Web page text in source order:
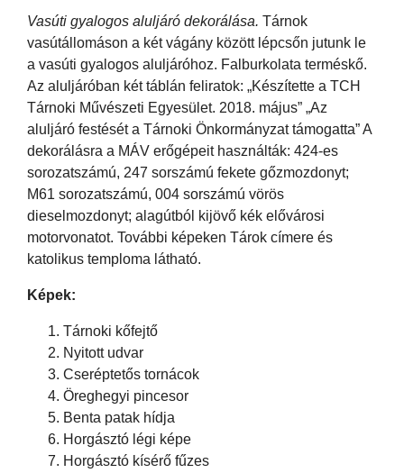
Vasúti gyalogos aluljáró dekorálása. Tárnok
vasútállomáson a két vágány között lépcsőn jutunk le
a vasúti gyalogos aluljáróhoz. Falburkolata terméskő.
Az aluljáróban két táblán feliratok: „Készítette a TCH
Tárnoki Művészeti Egyesület. 2018. május” „Az
aluljáró festését a Tárnoki Önkormányzat támogatta” A
dekorálásra a MÁV erőgépeit használták: 424-es
sorozatszámú, 247 sorszámú fekete gőzmozdonyt;
M61 sorozatszámú, 004 sorszámú vörös
dieselmozdonyt; alagútból kijövő kék elővárosi
motorvonatot. További képeken Tárok címere és
katolikus temploma látható.
Képek:
Tárnoki kőfejtő
Nyitott udvar
Cseréptetős tornácok
Öreghegyi pincesor
Benta patak hídja
Horgásztó légi képe
Horgásztó kísérő fűzes